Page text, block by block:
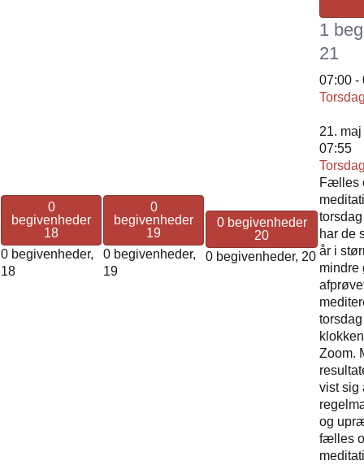
0
begivenheder
18
0 begivenheder,
18
0
begivenheder
19
0 begivenheder,
19
0 begivenheder
20
0 begivenheder, 20
1
21
07:00 -
21. maj
07:55
Fælles
har de
år i
mindre
Zoom.
vist sig
og
fælles